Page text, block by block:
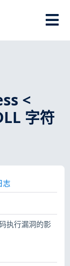
<
字符
志
执行漏洞的影